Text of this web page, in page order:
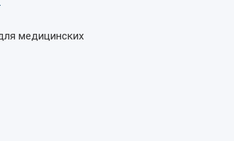
медицинских